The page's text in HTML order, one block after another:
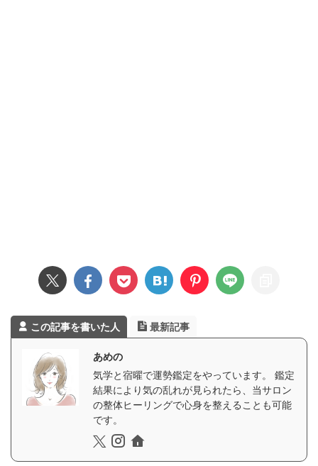
この記事を書いた人 最新記事
あめの
気学と宿曜で運勢鑑定をやっています。 鑑定
結果により気の乱れが見られたら、当サロン
の整体ヒーリングで心身を整えることも可能
です。